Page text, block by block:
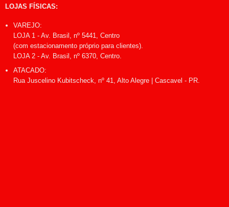
LOJAS FÍSICAS:
VAREJO:
LOJA 1 - Av. Brasil, nº 5441, Centro
(com estacionamento próprio para clientes).
LOJA 2 - Av. Brasil, nº 6370, Centro.
ATACADO:
Rua Juscelino Kubitscheck, nº 41, Alto Alegre | Cascavel - PR.